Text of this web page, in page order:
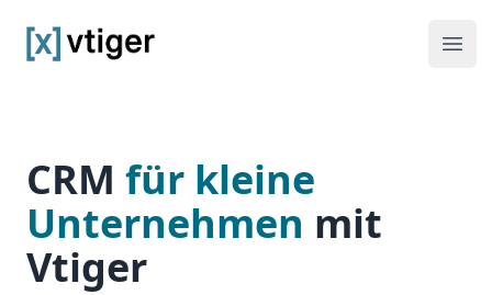
vtiger CRM
CRM für kleine
Unternehmen mit
Vtiger